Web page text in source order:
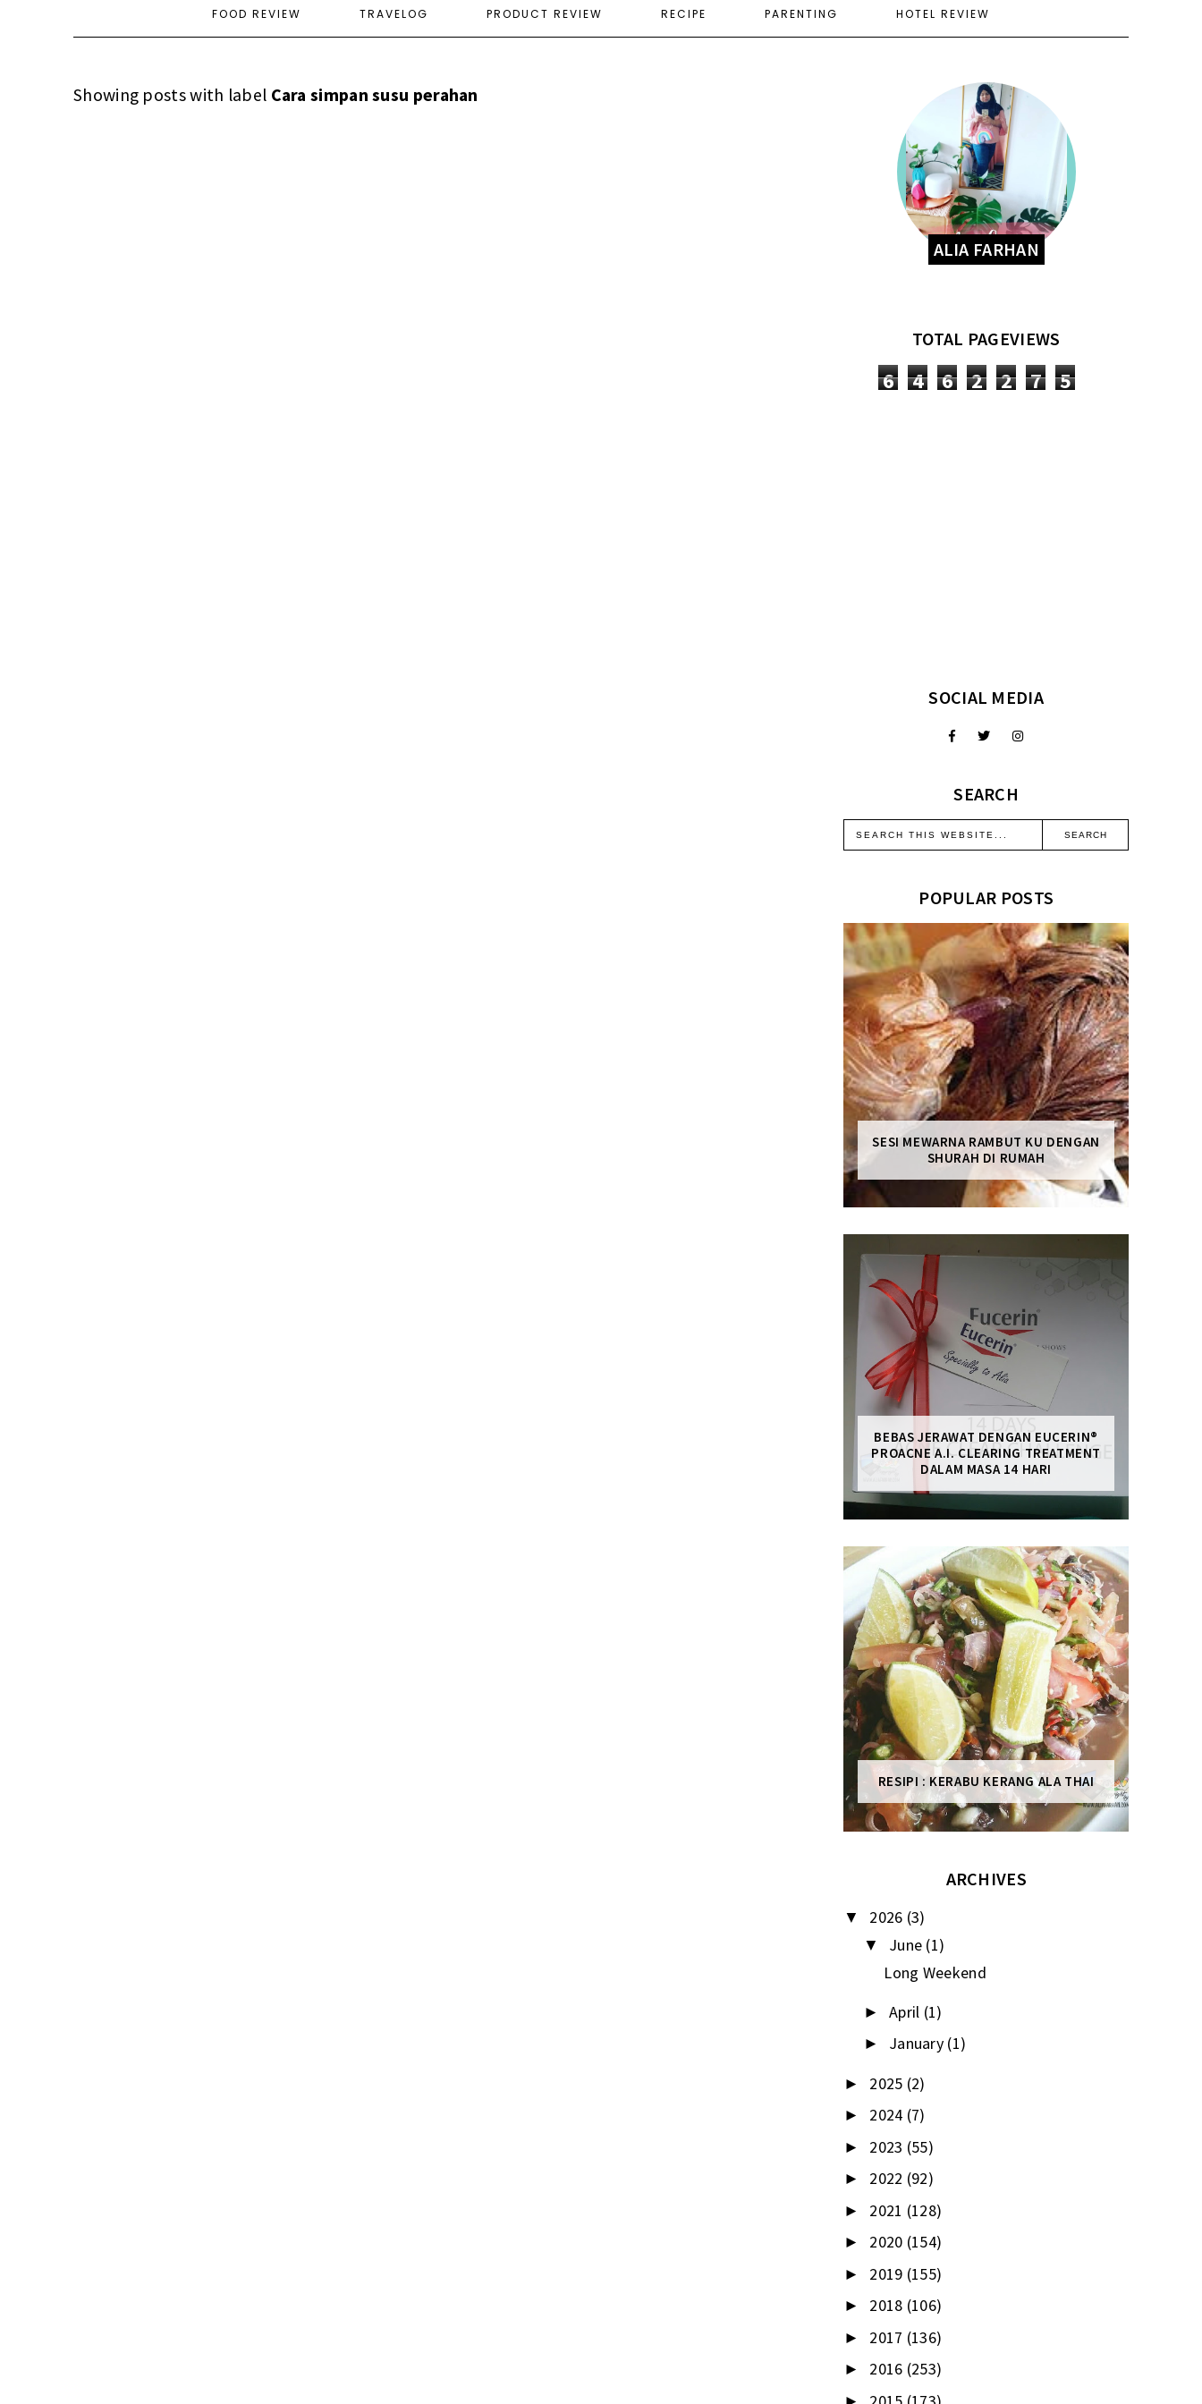
FOOD REVIEW TRAVELOG PRODUCT REVIEW RECIPE PARENTING HOTEL REVIEW
Showing posts with label Cara simpan susu perahan
ALIA FARHAN
TOTAL PAGEVIEWS
6 4 6 2 2 7 5
SOCIAL MEDIA
SEARCH
POPULAR POSTS
SESI MEWARNA RAMBUT KU DENGAN
SHURAH DI RUMAH
BEBAS JERAWAT DENGAN EUCERIN®
PROACNE A.I. CLEARING TREATMENT
DALAM MASA 14 HARI
RESIPI : KERABU KERANG ALA THAI
ARCHIVES
▼ 2026 (3)
▼ June (1)
Long Weekend
► April (1)
► January (1)
► 2025 (2)
► 2024 (7)
► 2023 (55)
► 2022 (92)
► 2021 (128)
► 2020 (154)
► 2019 (155)
► 2018 (106)
► 2017 (136)
► 2016 (253)